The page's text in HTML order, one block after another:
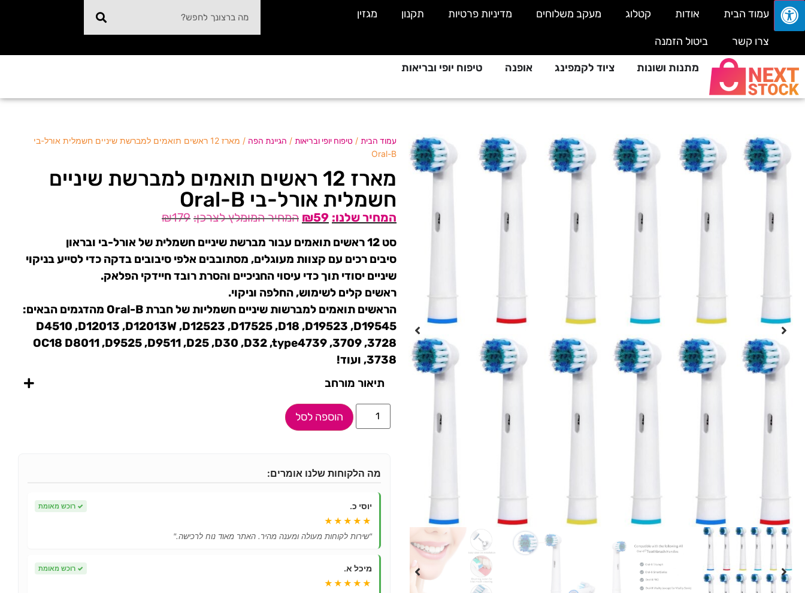
עמוד הבית אודות קטלוג מעקב משלוחים מדיניות פרטיות תקנון מגזין
צרו קשר
ביטול הזמנה
מתנות ושונות
ציוד לקמפינג אופנה טיפוח יופי ובריאות
עמוד הבית / טיפוח יופי ובריאות / הגיינת הפה
/ מארז 12 ראשים תואמים למברשת שיניים חשמלית אורל-בי
Oral-B
מארז 12 ראשים תואמים למברשת שיניים
חשמלית אורל-בי Oral-B
₪179 ₪59
סט 12 ראשים תואמים עבור מברשת שיניים חשמלית של אורל-בי ובראון
סיבים רכים עם קצוות מעוגלים, מסתובבים אלפי סיבובים בדקה כדי לסייע בניקוי
שיניים יסודי תוך כדי עיסוי החניכיים והסרת רובד חיידקי הפלאק.
ראשים קלים לשימוש, החלפה וניקוי.
הראשים תואמים למברשות שיניים חשמליות של חברת Oral-B מהדגמים הבאים:
D4510 ,D12013 ,D12013W ,D12523 ,D17525 ,D18 ,D19523 ,D19545
OC18 D8011 ,D9525 ,D9511 ,D25 ,D30 ,D32 ,type4739 ,3709 ,3728
,3738 ועוד!
תיאור מורחב
הוספה לסל
מה הלקוחות שלנו אומרים:
יוסי כ. ✓ רוכש מאומת
★★★★★
"שירות לקוחות מעולה ומענה מהיר. האתר מאוד נוח לרכישה."
מיכל א. ✓ רוכש מאומת
★★★★★